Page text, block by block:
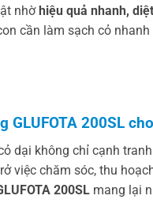
nhờhiệu quả nhanh,
cần làm sạch cỏ
GLUFOTA 200SL
dại không chỉ cạnh
việc chăm sóc, thu
200SL mang lại